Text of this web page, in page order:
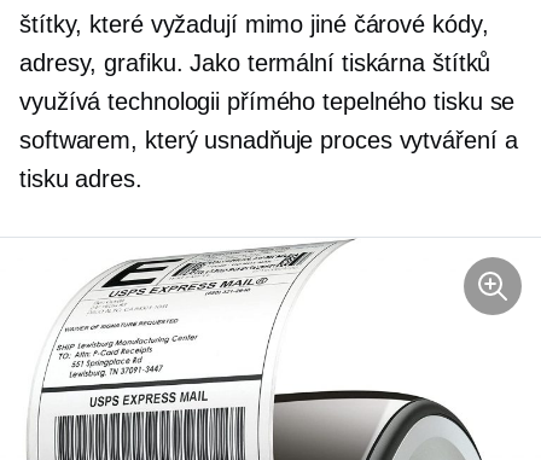
štítky, které vyžadují mimo jiné čárové kódy,
adresy, grafiku. Jako termální tiskárna štítků
využívá technologii přímého tepelného tisku se
softwarem, který usnadňuje proces vytváření a
tisku adres.